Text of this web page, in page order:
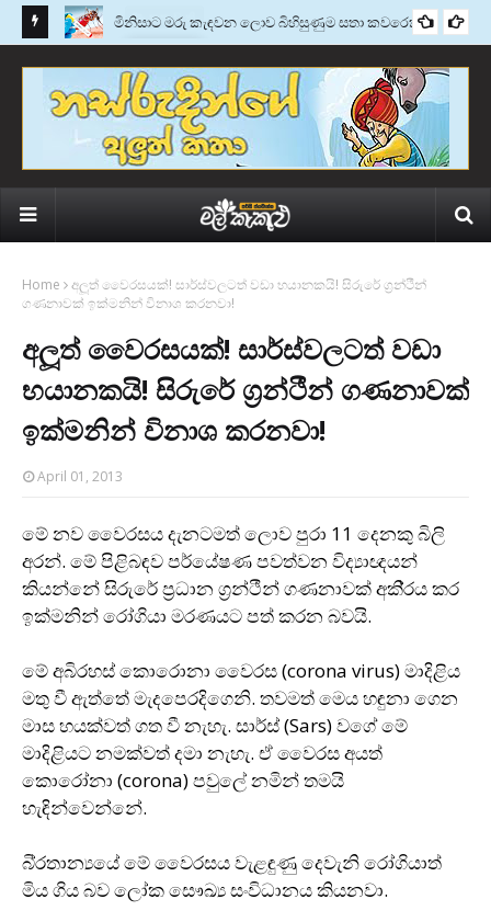
මිනිසාට මරු කැඳවන ලොව බිහිසුණුම සතා කවරෙක්ද?
කතු වැකි
Home
අලූත් වෛරසයක්! සාර්ස්වලටත් වඩා භයානකයි! සිරුරේ ග‍්‍රන්ථීන්
ගණනාවක් ඉක්මනින් විනාශ කරනවා!
අලූත් වෛරසයක්! සාර්ස්වලටත් වඩා
භයානකයි! සිරුරේ ග‍්‍රන්ථීන් ගණනාවක්
ඉක්මනින් විනාශ කරනවා!
April 01, 2013
මේ නව වෛරසය දැනටමත් ලොව පුරා 11 දෙනකු බිලි
අරන්. මේ පිළිබඳව පර්යේෂණ පවත්වන විද්‍යාඥයන්
කියන්නේ සිරුරේ ප‍්‍රධාන ග‍්‍රන්ථීන් ගණනාවක් අකි‍්‍රය කර
ඉක්මනින් රෝගියා මරණයට පත් කරන බවයි.
මේ අබිරහස් කොරොනා වෛරස (corona virus) මාදිළිය
මතු වී ඇත්තේ මැදපෙරදිගෙනි. තවමත් මෙය හඳුනා ගෙන
මාස හයක්වත් ගත වී නැහැ. සාර්ස් (Sars) වගේ මේ
මාදිළියට නමක්වත් දමා නැහැ. ඒ වෛරස අයත්
කොරෝනා (corona) පවුලේ නමින් තමයි
හැඳින්වෙන්නේ.
බි‍්‍රතාන්‍යයේ මේ වෛරසය වැළඳුණු දෙවැනි රෝගියාත්
මිය ගිය බව ලෝක සෞඛ්‍ය සංවිධානය කියනවා.